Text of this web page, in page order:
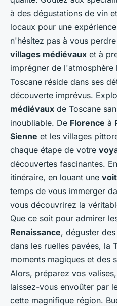
à des dégustations de vin
locaux pour une
n'hésitez pas à vous
villages médiévaux et à
imprégner de l'atmosphère
Toscane réside dans ses
découverte imprévus.
médiévaux de Toscane
inoubliable. De Florence à
Sienne et les villages
chaque étape de votre
découvertes fascinantes.
itinéraire, en louant une
temps de vous immerger
vous découvrirez la
Que ce soit pour admirer
Renaissance, déguster des
dans les ruelles pavées, la
moments magiques et des
Alors, préparez vos
laissez-vous envoûter par
cette magnifique région.